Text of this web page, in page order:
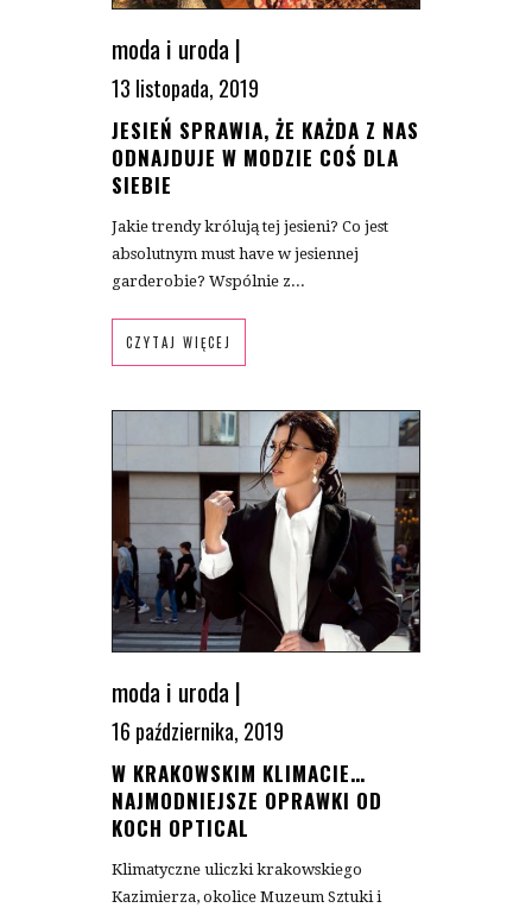
moda i uroda |
13 listopada, 2019
JESIEŃ SPRAWIA, ŻE KAŻDA Z NAS
ODNAJDUJE W MODZIE COŚ DLA
SIEBIE
Jakie trendy królują tej jesieni? Co jest
absolutnym must have w jesiennej
garderobie? Wspólnie z...
CZYTAJ WIĘCEJ
moda i uroda|
16 października, 2019
W KRAKOWSKIM KLIMACIE…
NAJMODNIEJSZE OPRAWKI OD
KOCH OPTICAL
Klimatyczne uliczki krakowskiego
Kazimierza, okolice Muzeum Sztuki i